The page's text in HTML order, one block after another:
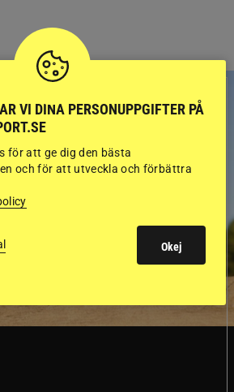
VI DINA PERSONUPPGIFTER PÅ
för att ge dig den bästa
och för att utveckla och förbättra
Okej